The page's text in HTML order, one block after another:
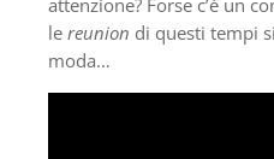
attenzione? Forse c’è un
le reunion di questi tempi
moda…